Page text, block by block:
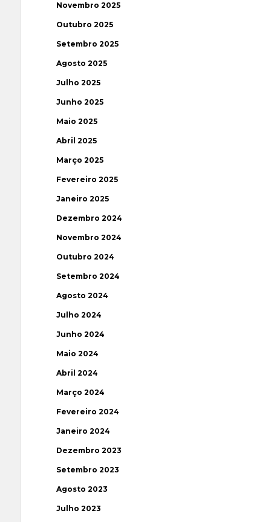
Novembro 2025
Outubro 2025
Setembro 2025
Agosto 2025
Julho 2025
Junho 2025
Maio 2025
Abril 2025
Março 2025
Fevereiro 2025
Janeiro 2025
Dezembro 2024
Novembro 2024
Outubro 2024
Setembro 2024
Agosto 2024
Julho 2024
Junho 2024
Maio 2024
Abril 2024
Março 2024
Fevereiro 2024
Janeiro 2024
Dezembro 2023
Setembro 2023
Agosto 2023
Julho 2023